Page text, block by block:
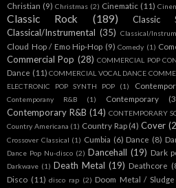
Christian (9) Christmas (2) Cinematic (11)
Classic Rock (189) Classic
Classical/Instrumental (35) Classical/
Cloud Hop / Emo Hip-Hop (9) Comedy (1)
Commercial Pop (28) COMMERCIAL POP
Dance (11) COMMERCIAL VOCAL DANCE
ELECTRONIC POP SYNTH POP
(1)
Contemporany R&B (1) Contemporary
Contemporary R&B (14) CONTEMPORARY
Country Americana (1) Country Rap (4) Cover
Crossover Classical (1) Cumbia (6) Dance (8)
Dance Pop Nu-disco (2) Dancehall (19) Dark
Darkwave (1) Death Metal (19) Deathcore
Disco (11) disco rap (2) Doom Metal / Sludge